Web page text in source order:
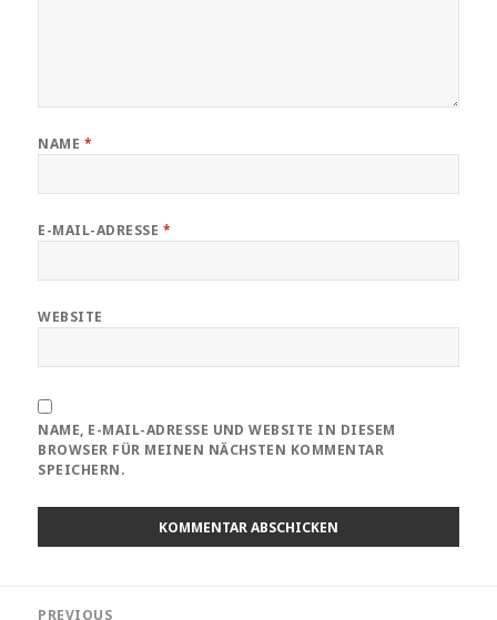
NAME *
E-MAIL-ADRESSE *
WEBSITE
NAME, E-MAIL-ADRESSE UND WEBSITE IN DIESEM
BROWSER FÜR MEINEN NÄCHSTEN KOMMENTAR
SPEICHERN.
PREVIOUS